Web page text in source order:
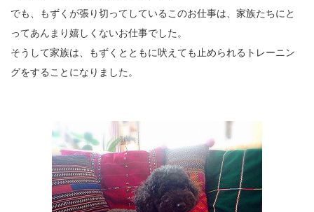
でも、もずくが張り切ってしているこのお仕事は、家族たちにと
ってあんまり嬉しくないお仕事でした。
そうして家族は、もずくとともに吠えても止められるトレーニン
グをすることになりました。